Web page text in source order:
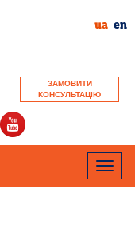
ЗАМОВИТИ
КОНСУЛЬТАЦІЮ
ua en
Toggle